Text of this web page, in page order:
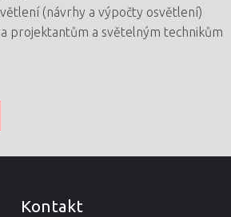
(návrhy a výpočty osvětlení)
projektantům a světelným technikům
Kontakt